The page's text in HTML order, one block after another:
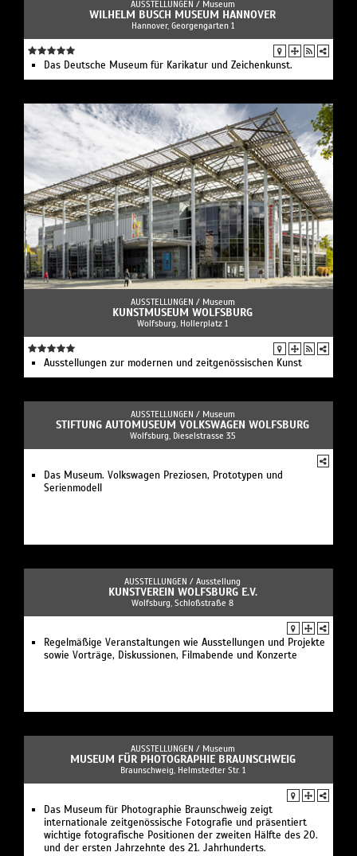
AUSSTELLUNGEN / Museum
WILHELM BUSCH MUSEUM HANNOVER
Hannover, Georgengarten 1
Das Deutsche Museum für Karikatur und Zeichenkunst.
AUSSTELLUNGEN / Museum
KUNSTMUSEUM WOLFSBURG
Wolfsburg, Hollerplatz 1
Ausstellungen zur modernen und zeitgenössischen Kunst
AUSSTELLUNGEN / Museum
STIFTUNG AUTOMUSEUM VOLKSWAGEN WOLFSBURG
Wolfsburg, Dieselstrasse 35
Das Museum. Volkswagen Preziosen, Prototypen und
Serienmodell
AUSSTELLUNGEN / Ausstellung
KUNSTVEREIN WOLFSBURG E.V.
Wolfsburg, Schloßstraße 8
Regelmäßige Veranstaltungen wie Ausstellungen und Projekte
sowie Vorträge, Diskussionen, Filmabende und Konzerte
AUSSTELLUNGEN / Museum
MUSEUM FÜR PHOTOGRAPHIE BRAUNSCHWEIG
Braunschweig, Helmstedter Str. 1
Das Museum für Photographie Braunschweig zeigt
internationale zeitgenössische Fotografie und präsentiert
wichtige fotografische Positionen der zweiten Hälfte des 20.
und der ersten Jahrzehnte des 21. Jahrhunderts.